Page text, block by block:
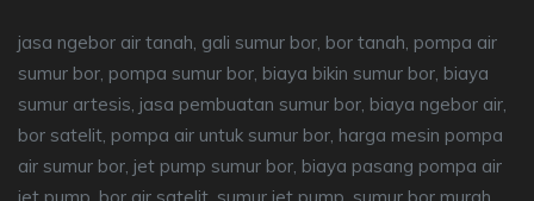
jasa ngebor air tanah, gali sumur bor, bor tanah, pompa air
sumur bor, pompa sumur bor, biaya bikin sumur bor, biaya
sumur artesis, jasa pembuatan sumur bor, biaya ngebor air,
bor satelit, pompa air untuk sumur bor, harga mesin pompa
air sumur bor, jet pump sumur bor, biaya pasang pompa air